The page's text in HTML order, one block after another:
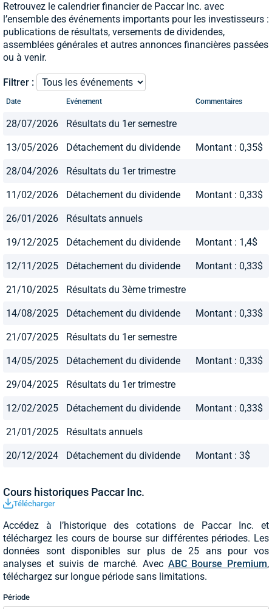
Retrouvez le calendrier financier de Paccar Inc. avec
l’ensemble des événements importants pour les investisseurs :
publications de résultats, versements de dividendes,
assemblées générales et autres annonces financières passées
ou à venir.
Filtrer :
Date Evénement Commentaires
28/07/2026 Résultats du 1er semestre
13/05/2026 Détachement du dividende Montant : 0,35$
28/04/2026 Résultats du 1er trimestre
11/02/2026 Détachement du dividende Montant : 0,33$
26/01/2026 Résultats annuels
19/12/2025 Détachement du dividende Montant : 1,4$
12/11/2025 Détachement du dividende Montant : 0,33$
21/10/2025 Résultats du 3ème trimestre
14/08/2025 Détachement du dividende Montant : 0,33$
21/07/2025 Résultats du 1er semestre
14/05/2025 Détachement du dividende Montant : 0,33$
29/04/2025 Résultats du 1er trimestre
12/02/2025 Détachement du dividende Montant : 0,33$
21/01/2025 Résultats annuels
20/12/2024 Détachement du dividende Montant : 3$
Cours historiques Paccar Inc.
Télécharger
Accédez à l’historique des cotations de Paccar Inc. et
téléchargez les cours de bourse sur différentes périodes. Les
données sont disponibles sur plus de 25 ans pour vos
analyses et suivis de marché. Avec ABC Bourse Premium,
téléchargez sur longue période sans limitations.
Période